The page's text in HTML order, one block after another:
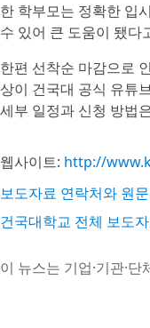
한 학부모는 정확한 입
수 있어 큰 도움이 됐다
한편 선착순 마감으로
상이 건국대 공식 유튜
세부 일정과 신청 방법
웹사이트: http://
보도자료 연락처와 원
건국대학교 전체 보도
이 뉴스는 기업·기관·